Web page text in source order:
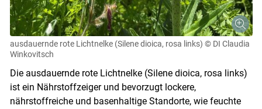
ausdauernde rote Lichtnelke (Silene dioica, rosa links) © DI Claudia
Winkovitsch
Die ausdauernde rote Lichtnelke (Silene dioica, rosa links)
ist ein Nährstoffzeiger und bevorzugt lockere,
nährstoffreiche und basenhaltige Standorte, wie feuchte